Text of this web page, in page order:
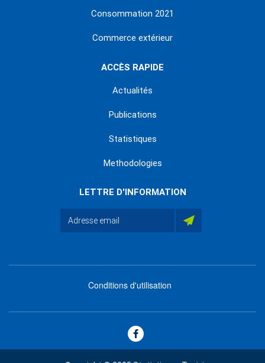
Consommation 2021
Commerce extérieur
ACCÈS RAPIDE
Actualités
Publications
Statistiques
Methodologies
LETTRE D'INFORMATION
footer
Conditions d'utilisation